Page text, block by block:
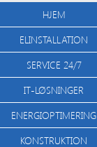
HJEM
ELINSTALLATION
SERVICE 24/7
IT-LØSNINGER
ENERGIOPTIMERING
KONSTRUKTION